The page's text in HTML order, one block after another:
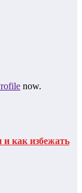
now.
как избежать